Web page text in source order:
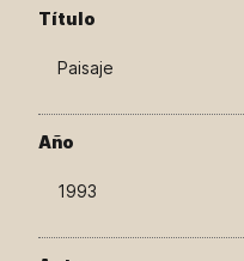
Título
Paisaje
Año
1993